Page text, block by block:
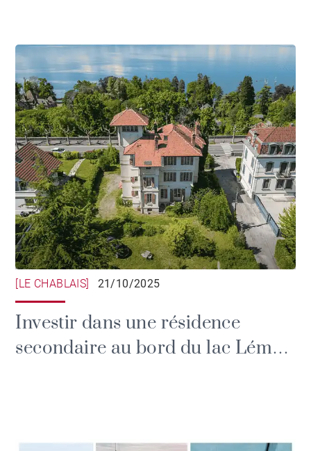
[LE CHABLAIS] 21/10/2025
Investir dans une résidence
secondaire au bord du lac Léman